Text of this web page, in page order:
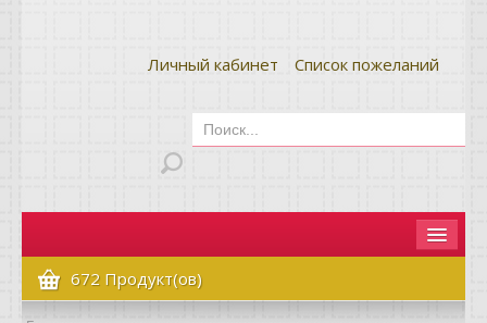
Личный кабинет Список пожеланий
Главная
672 Продукт(ов)